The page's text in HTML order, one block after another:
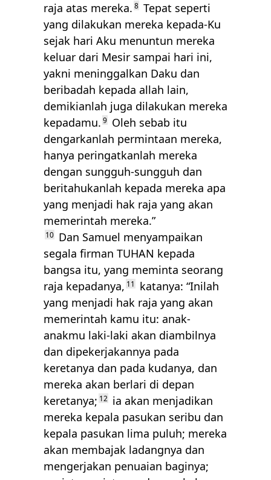
raja atas mereka. 8 Tepat seperti
yang dilakukan mereka kepada-Ku
sejak hari Aku menuntun mereka
keluar dari Mesir sampai hari ini,
yakni meninggalkan Daku dan
beribadah kepada allah lain,
demikianlah juga dilakukan mereka
kepadamu. 9 Oleh sebab itu
dengarkanlah permintaan mereka,
hanya peringatkanlah mereka
dengan sungguh-sungguh dan
beritahukanlah kepada mereka apa
yang menjadi hak raja yang akan
memerintah mereka.”
10 Dan Samuel menyampaikan
segala firman TUHAN kepada
bangsa itu, yang meminta seorang
raja kepadanya, 11
katanya: “Inilah
yang menjadi hak raja yang akan
memerintah kamu itu: anak-
anakmu laki-laki akan diambilnya
dan dipekerjakannya pada
keretanya dan pada kudanya, dan
mereka akan berlari di depan
keretanya; 12
ia akan menjadikan
mereka kepala pasukan seribu dan
kepala pasukan lima puluh; mereka
akan membajak ladangnya dan
mengerjakan penuaian baginya;